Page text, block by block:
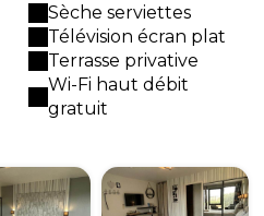
Sèche serviettes
Télévision écran plat
Terrasse privative
Wi-Fi haut débit
gratuit